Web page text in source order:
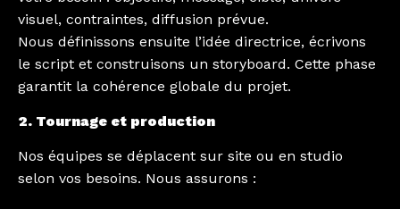
visuel, contraintes, diffusion prévue.
Nous définissons ensuite l’idée directrice, écrivons
le script et construisons un storyboard. Cette phase
garantit la cohérence globale du projet.
2. Tournage et production
Nos équipes se déplacent sur site ou en studio
selon vos besoins. Nous assurons :